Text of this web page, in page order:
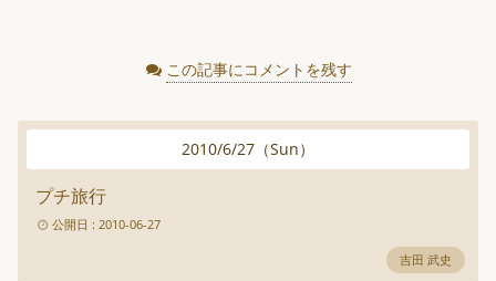
この記事にコメントを残す
2010/6/27 （Sun）
プチ旅行
公開日 : 2010-06-27
吉田 武史